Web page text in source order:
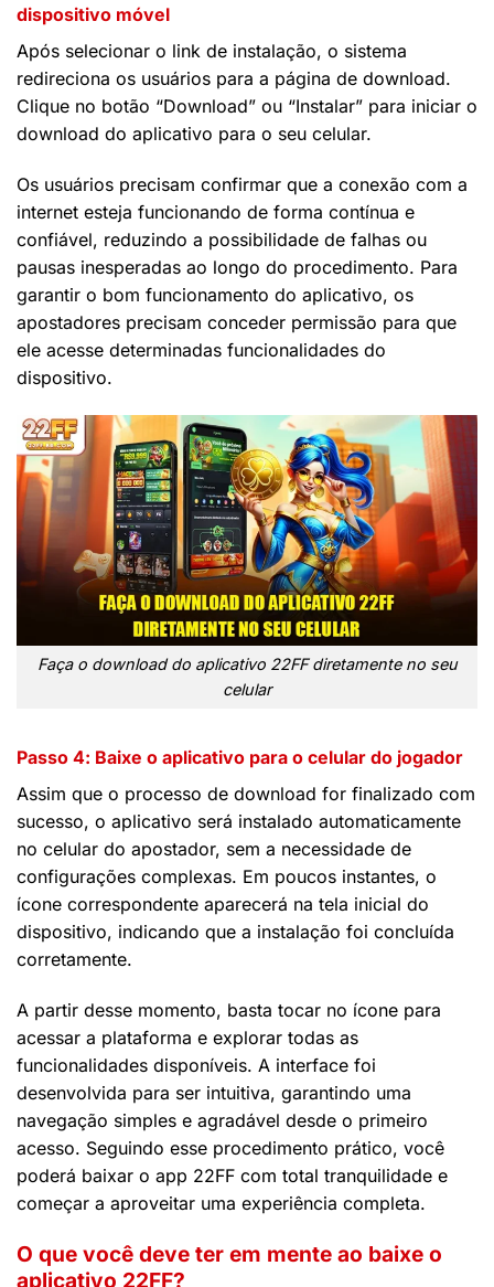
dispositivo móvel
Após selecionar o link de instalação, o sistema
redireciona os usuários para a página de download.
Clique no botão “Download” ou “Instalar” para iniciar o
download do aplicativo para o seu celular.
Os usuários precisam confirmar que a conexão com a
internet esteja funcionando de forma contínua e
confiável, reduzindo a possibilidade de falhas ou
pausas inesperadas ao longo do procedimento. Para
garantir o bom funcionamento do aplicativo, os
apostadores precisam conceder permissão para que
ele acesse determinadas funcionalidades do
dispositivo.
Faça o download do aplicativo 22FF diretamente no seu
celular
Passo 4: Baixe o aplicativo para o celular do jogador
Assim que o processo de download for finalizado com
sucesso, o aplicativo será instalado automaticamente
no celular do apostador, sem a necessidade de
configurações complexas. Em poucos instantes, o
ícone correspondente aparecerá na tela inicial do
dispositivo, indicando que a instalação foi concluída
corretamente.
A partir desse momento, basta tocar no ícone para
acessar a plataforma e explorar todas as
funcionalidades disponíveis. A interface foi
desenvolvida para ser intuitiva, garantindo uma
navegação simples e agradável desde o primeiro
acesso. Seguindo esse procedimento prático, você
poderá baixar o app 22FF com total tranquilidade e
começar a aproveitar uma experiência completa.
O que você deve ter em mente ao baixe o
aplicativo 22FF?